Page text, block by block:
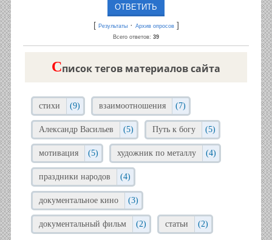
[ Результаты· Архив опросов]
Всего ответов: 39
Cписок тегов материалов сайта
стихи (9) взаимоотношения (7)
Александр Васильев (5) Путь к богу (5)
мотивация (5) художник по металлу (4)
праздники народов (4)
документальное кино (3)
документальный фильм (2) статьи (2)